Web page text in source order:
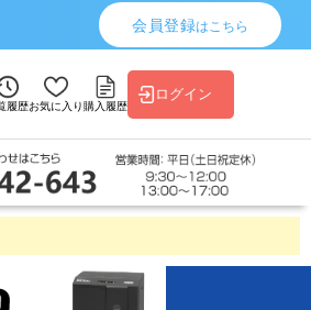
会員登録はこちら
履歴お気に入り購入履歴
ログイン